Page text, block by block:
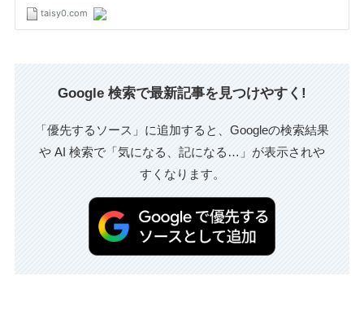
Google 検索で最新記事を見つけやすく!
「優先するソース」に追加すると、Googleの検索結果
や AI 検索で「気になる、記になる…」が表示されや
すくなります。